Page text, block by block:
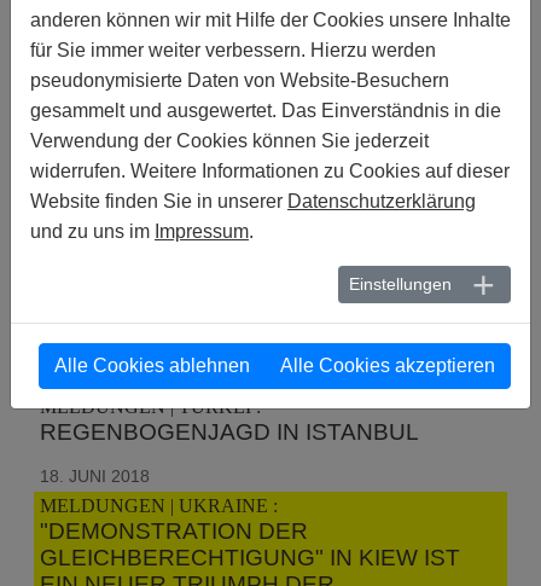
REST DER STADT, DEM BEISPIEL ZU
FOLGEN.
11. JULI 2018
MELDUNGEN | MALAYSIA :
BEENDET DIE DISKRIMINIERUNG UND
REPRESSALIEN GEGEN LGBTI!
04. JULI 2018
HONGKONG NÄHERT SICH DER
GLEICHSTELLUNG VON LGBTI MIT
03. JULI 2018
MELDUNGEN | TÜRKEI :
REGENBOGENJAGD IN ISTANBUL
18. JUNI 2018
MELDUNGEN | UKRAINE :
"DEMONSTRATION DER
GLEICHBERECHTIGUNG" IN KIEW IST
anderen können wir mit Hilfe der Cookies unsere Inhalte
für Sie immer weiter verbessern. Hierzu werden
pseudonymisierte Daten von Website-Besuchern
gesammelt und ausgewertet. Das Einverständnis in die
Verwendung der Cookies können Sie jederzeit
widerrufen. Weitere Informationen zu Cookies auf dieser
Website finden Sie in unserer Datenschutzerklärung
und zu uns im Impressum.
Einstellungen
Alle Cookies ablehnen Alle Cookies akzeptieren